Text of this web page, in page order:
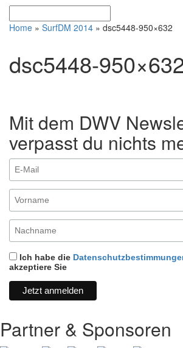
Home » SurfDM 2014 » dsc5448-950×632
dsc5448-
Mit dem DWV
verpasst du nichts
Ich habe die
akzeptiere Sie
Partner & Sponsoren